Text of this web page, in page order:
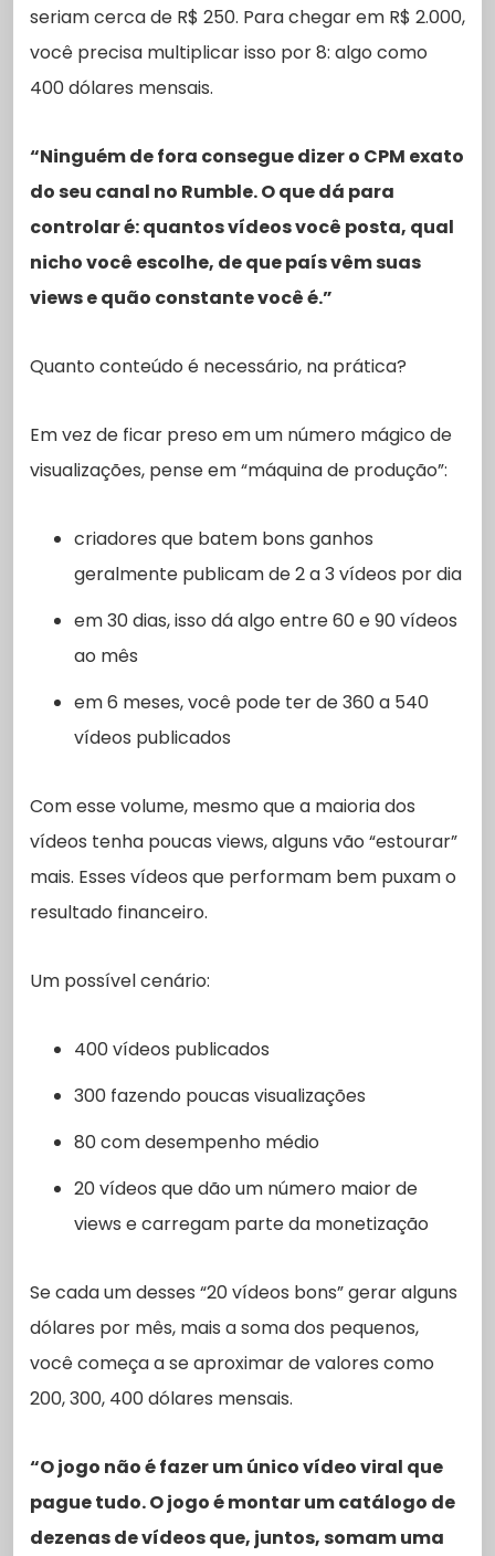
seriam cerca de R$ 250. Para chegar em R$ 2.000,
você precisa multiplicar isso por 8: algo como
400 dólares mensais.
“Ninguém de fora consegue dizer o CPM exato
do seu canal no Rumble. O que dá para
controlar é: quantos vídeos você posta, qual
nicho você escolhe, de que país vêm suas
views e quão constante você é.”
Quanto conteúdo é necessário, na prática?
Em vez de ficar preso em um número mágico de
visualizações, pense em “máquina de produção”:
criadores que batem bons ganhos
geralmente publicam de 2 a 3 vídeos por dia
em 30 dias, isso dá algo entre 60 e 90 vídeos
ao mês
em 6 meses, você pode ter de 360 a 540
vídeos publicados
Com esse volume, mesmo que a maioria dos
vídeos tenha poucas views, alguns vão “estourar”
mais. Esses vídeos que performam bem puxam o
resultado financeiro.
Um possível cenário:
400 vídeos publicados
300 fazendo poucas visualizações
80 com desempenho médio
20 vídeos que dão um número maior de
views e carregam parte da monetização
Se cada um desses “20 vídeos bons” gerar alguns
dólares por mês, mais a soma dos pequenos,
você começa a se aproximar de valores como
200, 300, 400 dólares mensais.
“O jogo não é fazer um único vídeo viral que
pague tudo. O jogo é montar um catálogo de
dezenas de vídeos que, juntos, somam uma